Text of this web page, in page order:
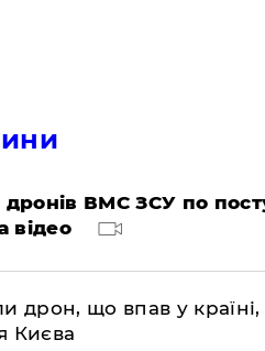
ВМС ЗСУ по
відео
дрон, що впав у
Києва